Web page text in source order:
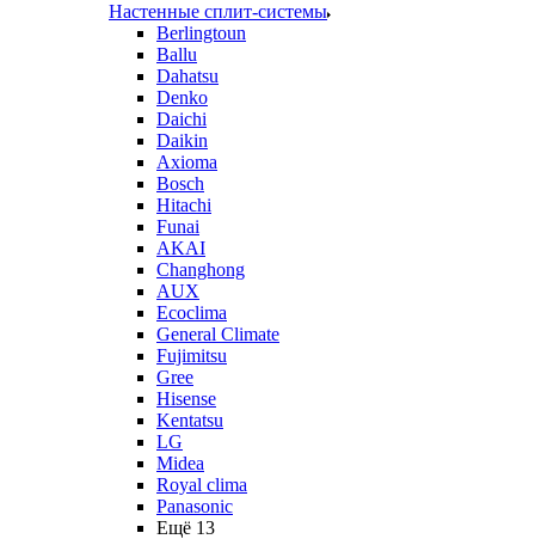
Настенные сплит-системы
Berlingtoun
Ballu
Dahatsu
Denko
Daichi
Daikin
Axioma
Bosch
Hitachi
Funai
AKAI
Changhong
AUX
Ecoclima
General Climate
Fujimitsu
Gree
Hisense
Kentatsu
LG
Midea
Royal clima
Panasonic
Ещё 13